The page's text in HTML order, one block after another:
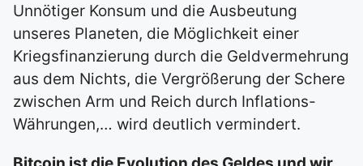
Unnötiger Konsum und die Ausbeutung
unseres Planeten, die Möglichkeit einer
Kriegsfinanzierung durch die Geldvermehrung
aus dem Nichts, die Vergrößerung der Schere
zwischen Arm und Reich durch Inflations-
Währungen,… wird deutlich vermindert.